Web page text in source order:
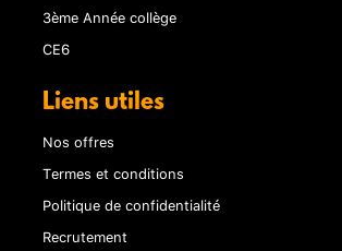
3ème Année collège
CE6
Liens utiles
Nos offres
Termes et conditions
Politique de confidentialité
Recrutement